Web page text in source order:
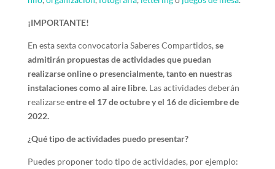
¡IMPORTANTE!
En esta sexta convocatoria Saberes Compartidos, se
admitirán propuestas de actividades que puedan
realizarse online o presencialmente, tanto en nuestras
instalaciones como al aire libre. Las actividades deberán
realizarseentre el 17 de octubre y el 16 de diciembre de
2022.
¿Qué tipo de actividades puedo presentar?
Puedes proponer todo tipo de actividades, por ejemplo: